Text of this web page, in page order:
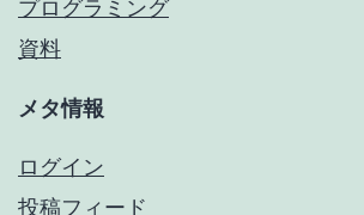
プログラミング
資料
メタ情報
ログイン
投稿フィード